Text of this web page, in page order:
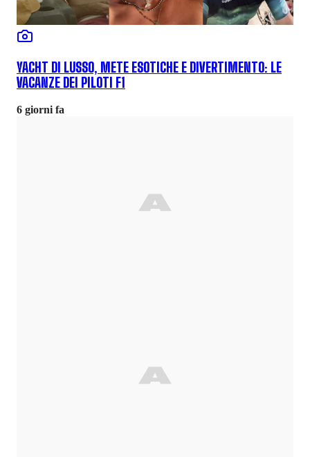
YACHT DI LUSSO, METE ESOTICHE E DIVERTIMENTO: LE
VACANZE DEI PILOTI F1
6 giorni fa